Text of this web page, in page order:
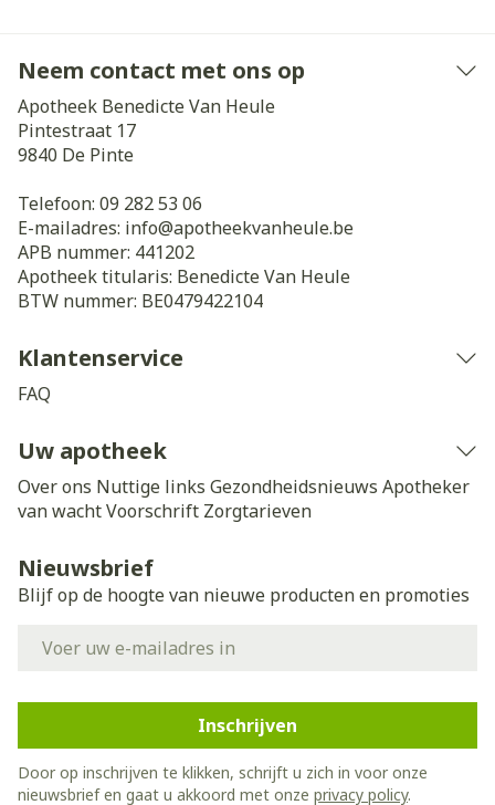
Neem contact met ons op
Apotheek Benedicte Van Heule
Pintestraat 17
9840 De Pinte
Telefoon: 09 282 53 06
E-mailadres: info@apotheekvanheule.be
APB nummer: 441202
Apotheek titularis: Benedicte Van Heule
BTW nummer: BE0479422104
Klantenservice
FAQ
Uw apotheek
Over ons Nuttige links Gezondheidsnieuws Apotheker
van wachtVoorschrift Zorgtarieven
Nieuwsbrief
Blijf op de hoogte van nieuwe producten en promoties
Inschrijven
Door op inschrijven te klikken, schrijft u zich in voor onze
nieuwsbrief en gaat u akkoord met onze privacy policy.